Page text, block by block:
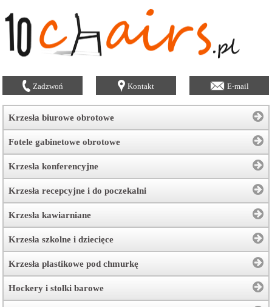
Zadzwoń Kontakt E-mail
Krzesła biurowe obrotowe
Fotele gabinetowe obrotowe
Krzesła konferencyjne
Krzesła recepcyjne i do poczekalni
Krzesła kawiarniane
Krzesła szkolne i dziecięce
Krzesła plastikowe pod chmurkę
Hockery i stołki barowe